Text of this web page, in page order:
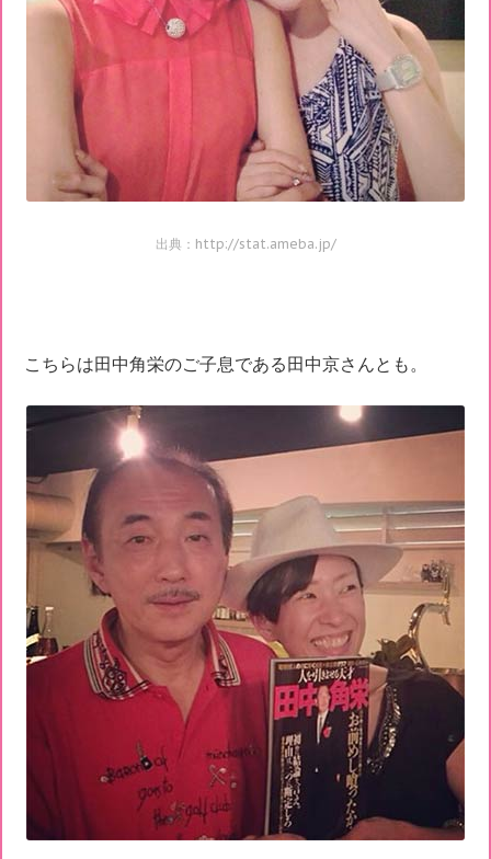
出典：http://stat.ameba.jp/
こちらは田中角栄のご子息である田中京さんとも。